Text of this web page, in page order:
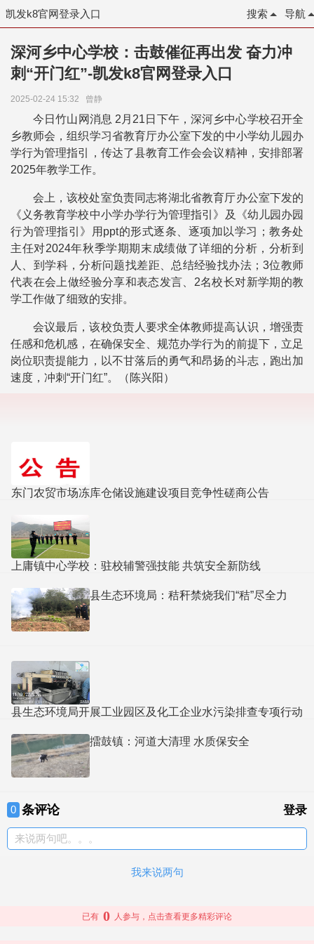
凯发k8官网登录入口 导航
搜索
深河乡中心学校：击鼓催征再出发 奋力冲
刺“开门红”-凯发k8官网登录入口
2025-02-24 15:32 曾静
今日竹山网消息 2月21日下午，深河乡中心学校召开全
乡教师会，组织学习省教育厅办公室下发的中小学幼儿园办
学行为管理指引，传达了县教育工作会会议精神，安排部署
2025年教学工作。
会上，该校处室负责同志将湖北省教育厅办公室下发的
《义务教育学校中小学办学行为管理指引》及《幼儿园办园
行为管理指引》用ppt的形式逐条、逐项加以学习；教务处
主任对2024年秋季学期期末成绩做了详细的分析，分析到
人、到学科，分析问题找差距、总结经验找办法；3位教师
代表在会上做经验分享和表态发言、2名校长对新学期的教
学工作做了细致的安排。
会议最后，该校负责人要求全体教师提高认识，增强责
任感和危机感，在确保安全、规范办学行为的前提下，立足
岗位职责提能力，以不甘落后的勇气和昂扬的斗志，跑出加
速度，冲刺“开门红”。（陈兴阳）
东门农贸市场冻库仓储设施建设项目竞争性磋商公告
上庸镇中心学校：驻校辅警强技能 共筑安全新防线
县生态环境局：秸秆禁烧我们“秸”尽全力
县生态环境局开展工业园区及化工企业水污染排查专项行动
擂鼓镇：河道大清理 水质保安全
0 条评论 登录
来说两句吧。。。
我来说两句
已有 0 人参与，点击查看更多精彩评论